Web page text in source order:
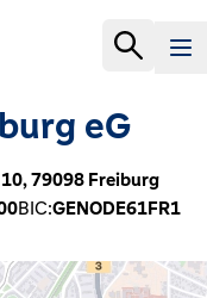
eG
79098 Freiburg
BIC:GENODE61FR1